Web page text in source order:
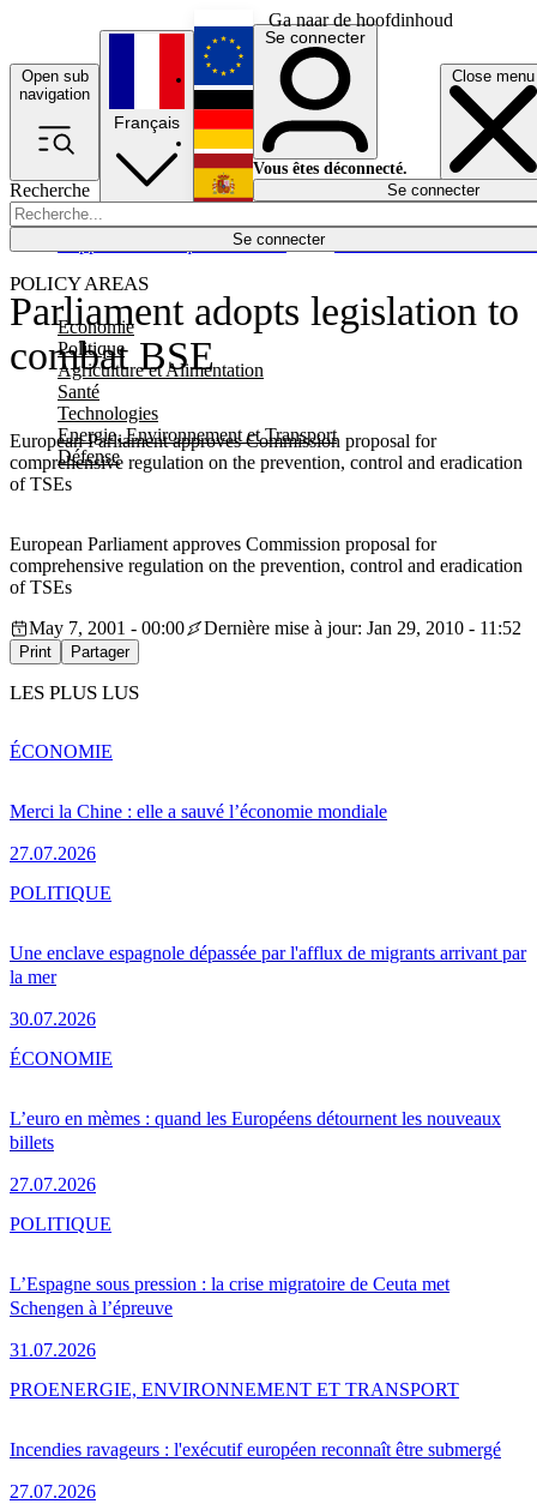
Ga naar de hoofdinhoud
Open sub
navigation
Close menu
Recherche
Se connecter
POLICY AREAS
Economie
Politique
Agriculture et Alimentation
Santé
Technologies
Energie, Environnement et Transport
Défense
Économie
Français
English
Deutsch
Español
Se connecter
Vous êtes déconnecté.
Se connecter
Parliament adopts legislation to
combat BSE
European Parliament approves Commission proposal for
comprehensive regulation on the prevention, control and eradication
of TSEs
European Parliament approves Commission proposal for
comprehensive regulation on the prevention, control and eradication
of TSEs
May 7, 2001 - 00:00
Dernière mise à jour: Jan 29, 2010 - 11:52
Print Partager
LES PLUS LUS
Merci la Chine : elle a sauvé l’économie mondiale
27.07.2026
ÉCONOMIE
Une enclave espagnole dépassée par l'afflux de migrants arrivant par
la mer
30.07.2026
POLITIQUE
L’euro en mèmes : quand les Européens détournent les nouveaux
billets
27.07.2026
ÉCONOMIE
L’Espagne sous pression : la crise migratoire de Ceuta met
Schengen à l’épreuve
31.07.2026
POLITIQUE
Incendies ravageurs : l'exécutif européen reconnaît être submergé
27.07.2026
PROENERGIE, ENVIRONNEMENT ET TRANSPORT